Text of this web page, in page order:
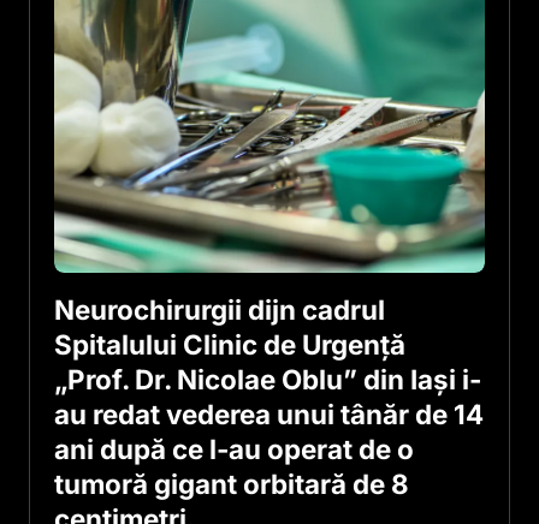
Neurochirurgii dijn cadrul
Spitalului Clinic de Urgență
„Prof. Dr. Nicolae Oblu” din Iași i-
au redat vederea unui tânăr de 14
ani după ce l-au operat de o
tumoră gigant orbitară de 8